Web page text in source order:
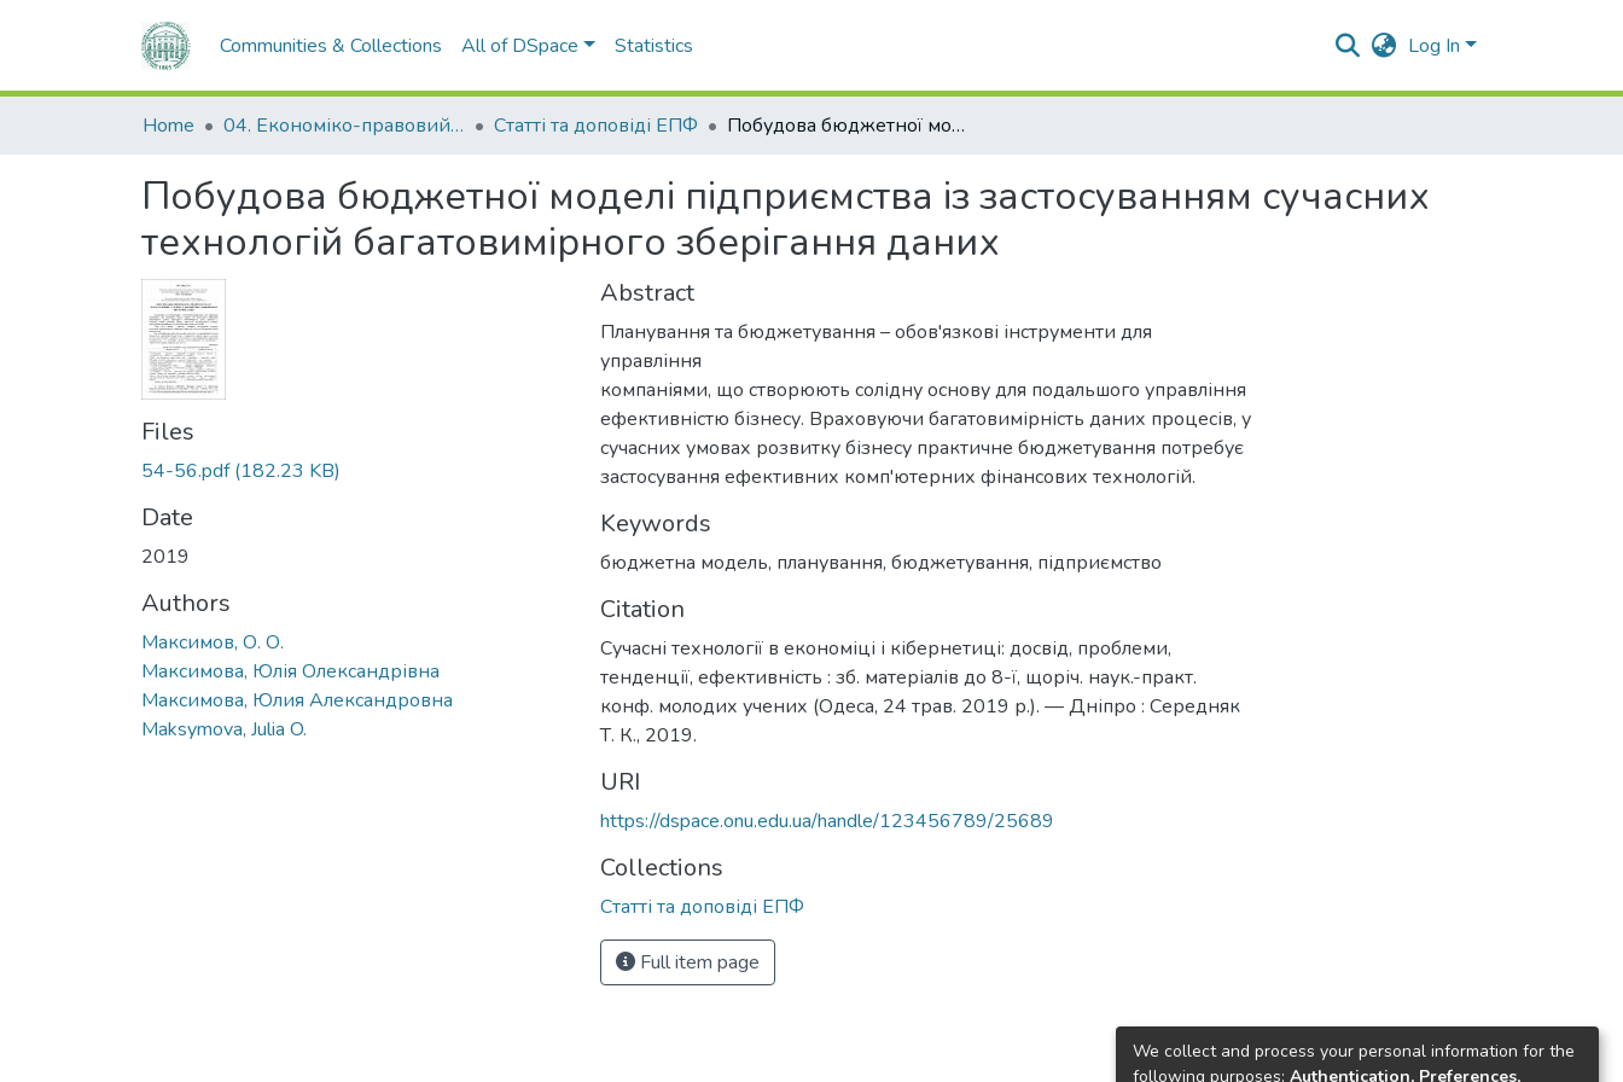
Communities & Collections All of DSpace Statistics Log In
Home 04. Економіко-правовий факультет Статті та доповіді ЕПФ Побудова бюджетної моделі підприємства із застосуванням сучасних технологій багатовимірного зберігання даних
Побудова бюджетної моделі підприємства із застосуванням сучасних
технологій багатовимірного зберігання даних
Files
54-56.pdf(182.23 KB)
Date
2019
Authors
Максимов, О. О.
Максимова, Юлія Олександрівна
Максимова, Юлия Александровна
Maksymova, Julia O.
Abstract
Планування та бюджетування – обов'язкові інструменти для
управління
компаніями, що створюють солідну основу для подальшого управління
ефективністю бізнесу. Враховуючи багатовимірність даних процесів, у
сучасних умовах розвитку бізнесу практичне бюджетування потребує
застосування ефективних комп'ютерних фінансових технологій.
Keywords
бюджетна модель, планування, бюджетування, підприємство
Citation
Сучасні технології в економіці і кібернетиці: досвід, проблеми,
тенденції, ефективність : зб. матеріалів до 8-ї, щоріч. наук.-практ.
конф. молодих учених (Одеса, 24 трав. 2019 р.). — Дніпро : Середняк
Т. К., 2019.
URI
https://dspace.onu.edu.ua/handle/123456789/25689
Collections
Статті та доповіді ЕПФ
Full item page
We collect and process your personal information for the
following purposes: Authentication, Preferences,